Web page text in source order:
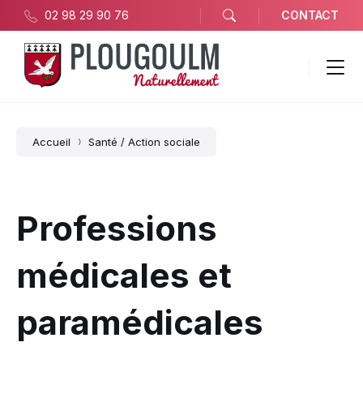
CONTACT
02 98 29 90 76
Accueil Santé / Action sociale
Professions
médicales et
paramédicales